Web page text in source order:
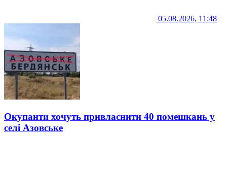
05.08.2026, 11:48
Окупанти хочуть привласнити 40 помешкань у
селі Азовське